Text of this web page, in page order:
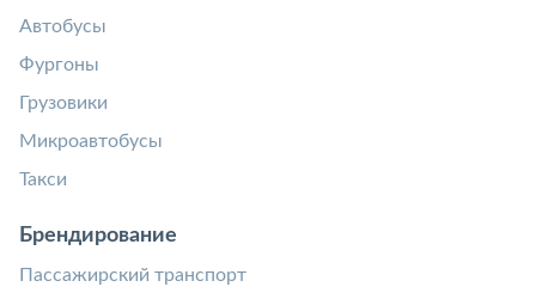
Автобусы
Фургоны
Грузовики
Микроавтобусы
Такси
Брендирование
Пассажирский транспорт